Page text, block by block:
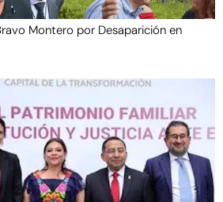
Montero por Desaparición en